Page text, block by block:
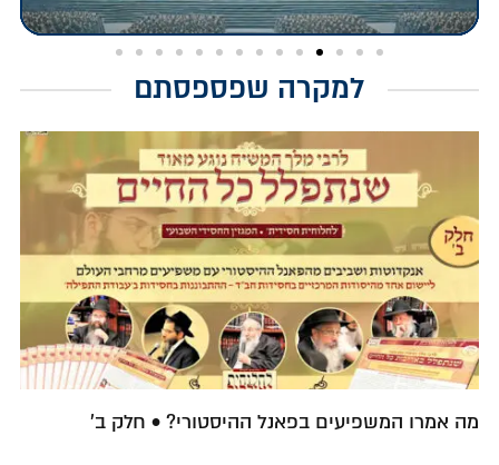
למקרה שפספסתם
מה אמרו המשפיעים בפאנל ההיסטורי? • חלק ב'